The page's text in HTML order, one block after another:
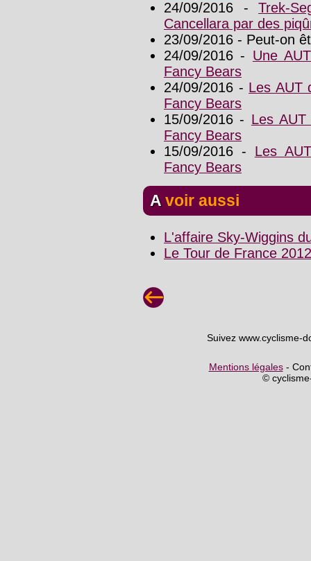
24/09/2016 -Trek-
Cancellara par des
23/09/2016 - Peut-on
24/09/2016 - Une
Fancy Bears
24/09/2016 - Les AUT
Fancy Bears
15/09/2016 - Les
Fancy Bears
15/09/2016 - Les
Fancy Bears
A voir aussi
L'affaire Sky-Wiggins
Le Tour de France
Suivez www.cyclisme-
Mentions légales-
©